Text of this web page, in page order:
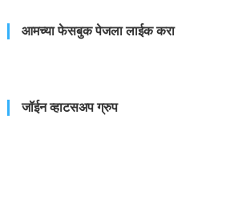
आमच्या फेसबुक पेजला लाईक करा
जॉईन व्हाटसअप ग्रुप